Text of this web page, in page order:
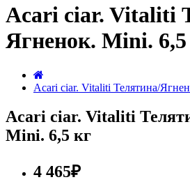
Acari ciar. Vitaliti
Ягненок. Mini. 6,5
Acari ciar. Vitaliti Телятина/
Acari ciar. Vitaliti
Mini. 6,5 кг
4 465₽